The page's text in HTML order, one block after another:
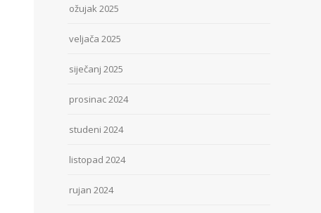
ožujak 2025
veljača 2025
siječanj 2025
prosinac 2024
studeni 2024
listopad 2024
rujan 2024